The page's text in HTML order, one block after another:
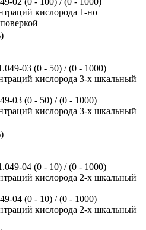
кислорода 1-но
03 (0 - 50) / (0 - 1000)
кислорода 3-х шкальный
04 (0 - 10) / (0 - 1000)
кислорода 2-х шкальный